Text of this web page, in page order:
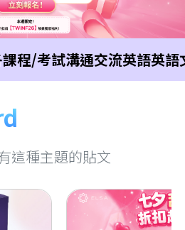
程/考試溝通交流英語英語
這種主題的貼文